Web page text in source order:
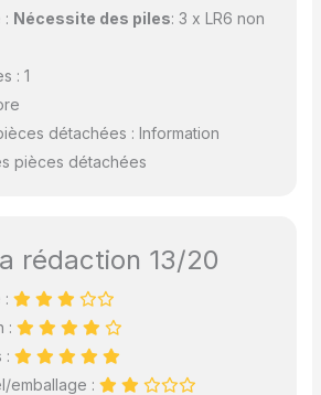
: Nécessite des piles: 3 x LR6 non
: 1
détachées : Information
pièces détachées
rédaction 13/20
:
:
:
emballage :